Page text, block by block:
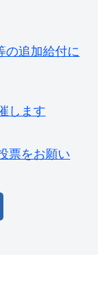
の追加給付に
します
票をお願い